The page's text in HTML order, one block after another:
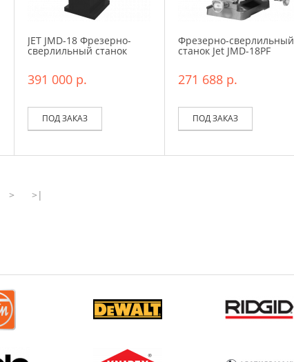
JET JMD-18 Фрезерно-
сверлильный станок
391 000 р.
ПОД ЗАКАЗ
Фрезерно-сверлильный
станок Jet JMD-18PF
271 688 р.
ПОД ЗАКАЗ
> >|